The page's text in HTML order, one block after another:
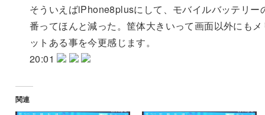
そういえばiPhone8plusにして、 モバイルバッテリー
番ってほんと減った。 筐体大きいって画面以外にもメ
ットある事を今更感じます。
20:01
関連